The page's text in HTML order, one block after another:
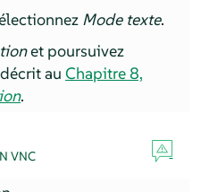
Mode texte.
et poursuivez
auChapitre 8,
.
VNC